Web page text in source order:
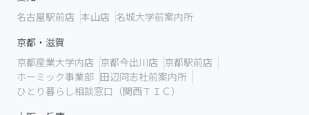
名古屋駅前店 本山店 名城大学前案内所
京都・滋賀
京都産業大学内店 京都今出川店 京都駅前店
ホーミック事業部 田辺同志社前案内所
ひとり暮らし相談窓口（関西ＴＩＣ）